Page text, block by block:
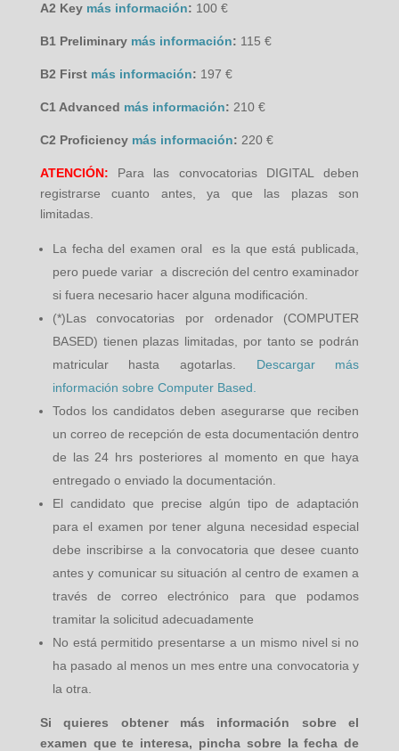
A2 Key más información: 100 €
B1 Preliminary más información: 115 €
B2 First más información: 197 €
C1 Advanced más información: 210 €
C2 Proficiency más información: 220 €
ATENCIÓN:
Para las convocatorias DIGITAL deben
registrarse cuanto antes, ya que las plazas son
limitadas.
La fecha del examen oral es la que está publicada,
pero puede variar a discreción del centro examinador
si fuera necesario hacer alguna modificación.
(*)Las convocatorias por ordenador (COMPUTER
BASED) tienen plazas limitadas, por tanto se podrán
matricular hasta agotarlas. Descargar más
información sobre Computer Based.
Todos los candidatos deben asegurarse que reciben
un correo de recepción de esta documentación dentro
de las 24 hrs posteriores al momento en que haya
entregado o enviado la documentación.
El candidato que precise algún tipo de adaptación
para el examen por tener alguna necesidad especial
debe inscribirse a la convocatoria que desee cuanto
antes y comunicar su situación al centro de examen a
través de correo electrónico para que podamos
tramitar la solicitud adecuadamente
No está permitido presentarse a un mismo nivel si no
ha pasado al menos un mes entre una convocatoria y
la otra.
Si quieres obtener más información sobre el
examen que te interesa, pincha sobre la fecha de